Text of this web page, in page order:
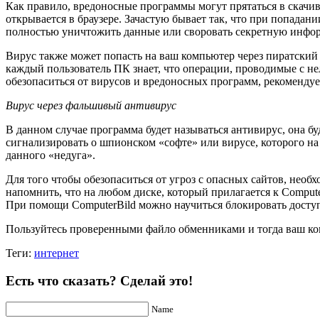
Как правило, вредоносные программы могут прятаться в
открывается в браузере. Зачастую бывает так, что при
полностью уничтожить данные или своровать секретную
Вирус также может попасть на ваш компьютер через
каждый пользователь ПК знает, что операции, проводимые с
обезопаситься от вирусов и вредоносных программ,
Вирус через фальшивый антивирус
В данном случае программа будет называться антивирус, она
сигнализировать о шпионском «софте» или вирусе, которого
данного «недуга».
Для того чтобы обезопаситься от угроз с опасных сайтов,
напомнить, что на любом диске, который прилагается к
При помощи ComputerBild можно научиться блокировать
Пользуйтесь проверенными файло обменниками и тогда ваш
Теги: интернет
Есть что сказать? Сделай это!
Name